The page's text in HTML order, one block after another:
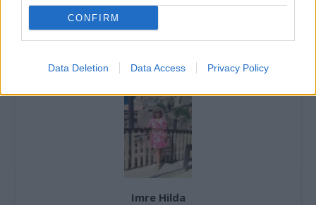
CONFIRM
Data Deletion Data Access Privacy Policy
Imre Hilda